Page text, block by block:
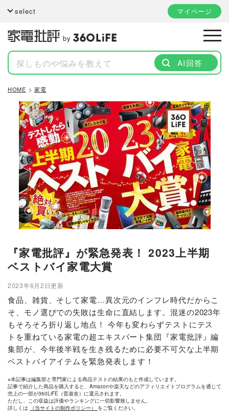
select マイページ
by
AI回答
HOME 家電
『家電批評』が緊急発表！ 2023上半期
ベストバイ家電大賞
2023年6月2日更新
食品、雑貨、そして家電…異次元のインフレ時代だからこ
そ、モノ選びでの失敗は生命に直結します。混迷の2023年
もそろそろ折り返し地点！ 今年も変わらずテストにテス
トを重ねている家電の超エキスパート集団『家電批評』編
集部が、今年後半戦を生き残るために必要不可欠な上半期
ベストバイアイテムを緊急発表します！
※本記事は編集部と専門家による商品テストの結果のもと作成しています。
記事で紹介した商品を購入すると、Amazonや楽天などのアフィリエイトプログラムを通じて
売上の一部が360LiFE（晋遊舎）に還元されます。
ただし、この収益は評価やランキングに一切影響致しません。
詳しくは
（当サイトの制作ポリシー） をご覧ください。